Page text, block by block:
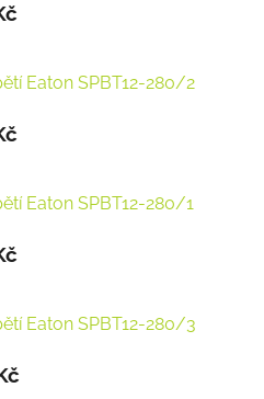
Eaton SPBT12-280/2
Eaton SPBT12-280/1
Eaton SPBT12-280/3